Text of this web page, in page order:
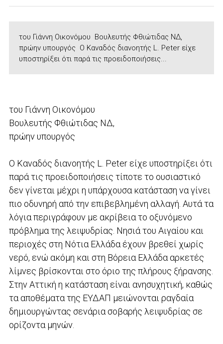
του Γιάννη Οικονόμου Βουλευτής Φθιώτιδας ΝΔ,
πρώην υπουργός Ο Καναδός διανοητής L. Peter είχε
υποστηρίξει ότι παρά τις προειδοποιήσεις...
του Γιάννη Οικονόμου
Βουλευτής Φθιώτιδας ΝΔ,
πρώην υπουργός
Ο Καναδός διανοητής L. Peter είχε υποστηρίξει ότι
παρά τις προειδοποιήσεις τίποτε το ουσιαστικό
δεν γίνεται μέχρι η υπάρχουσα κατάσταση να γίνει
πιο οδυνηρή από την επιβεβλημένη αλλαγή. Αυτά τα
λόγια περιγράφουν με ακρίβεια το οξυνόμενο
πρόβλημα της λειψυδρίας. Νησιά του Αιγαίου και
περιοχές στη Νότια Ελλάδα έχουν βρεθεί χωρίς
νερό, ενώ ακόμη και στη Βόρεια Ελλάδα αρκετές
λίμνες βρίσκονται στο όριο της πλήρους ξήρανσης.
Στην Αττική η κατάσταση είναι ανησυχητική, καθώς
τα αποθέματα της ΕΥΔΑΠ μειώνονται ραγδαία
δημιουργώντας σενάρια σοβαρής λειψυδρίας σε
ορίζοντα μηνών.